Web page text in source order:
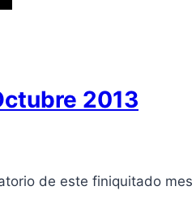
2013
de este finiquitado